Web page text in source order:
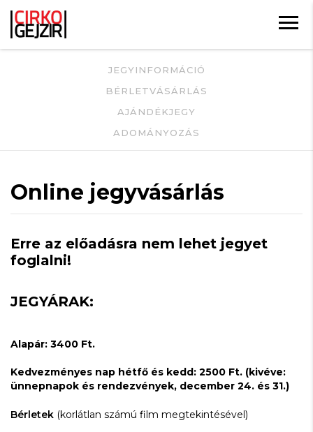
JEGYINFORMÁCIÓ
BÉRLETVÁSÁRLÁS
AJÁNDÉKJEGY
ADOMÁNYOZÁS
Online jegyvásárlás
Erre az előadásra nem lehet jegyet
foglalni!
JEGYÁRAK:
Alapár: 3400 Ft.
Kedvezményes nap hétfő és kedd: 2500 Ft. (kivéve:
ünnepnapok és rendezvények, december 24. és 31.)
Bérletek (korlátlan számú film megtekintésével)